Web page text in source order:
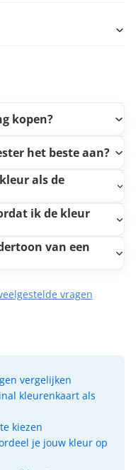
kopen?
het beste aan?
als de
ik de kleur
van een
vragen
vergelijken
kleurenkaart als
kiezen
je jouw kleur op